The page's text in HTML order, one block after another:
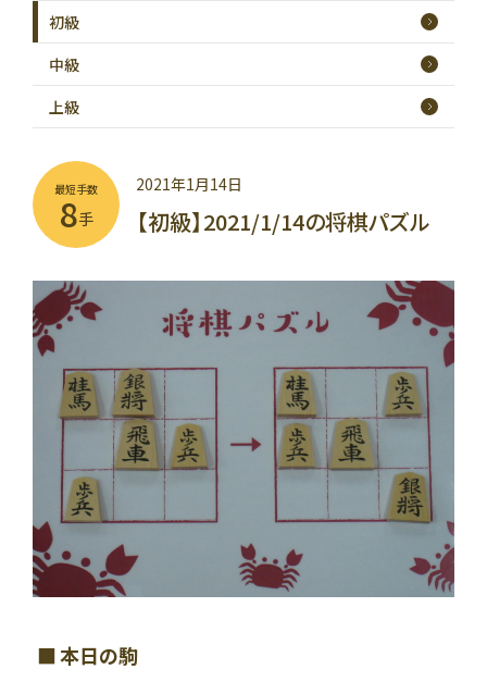
初級
中級
上級
最短手数
8手
2021年1月14日
【初級】2021/1/14の将棋パズル
本日の駒